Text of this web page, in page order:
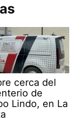
cerca del
de
Lindo, en La